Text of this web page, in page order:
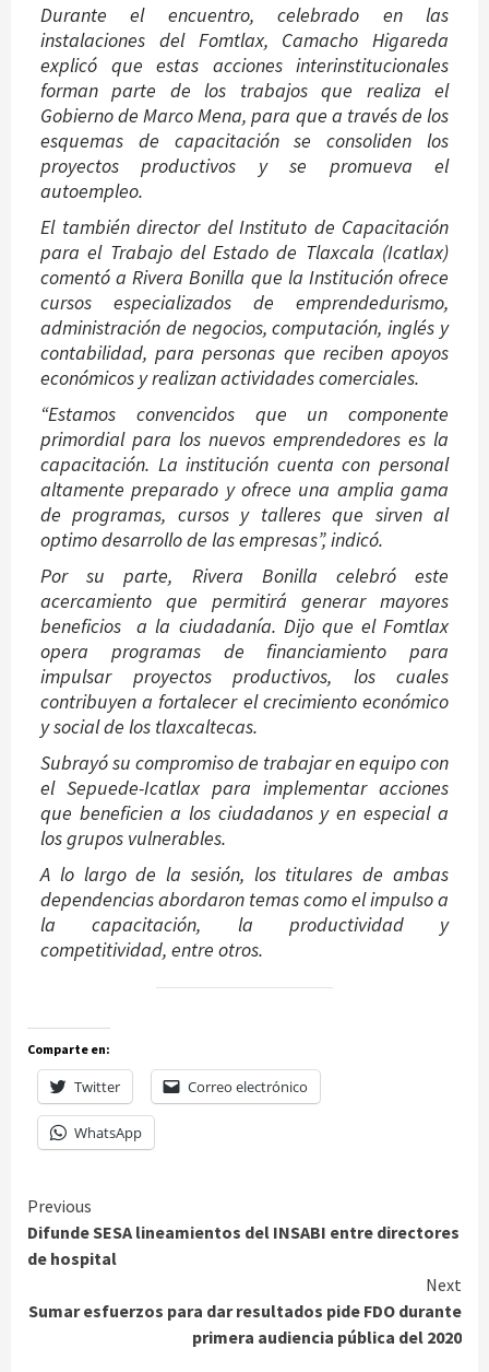
Durante el encuentro, celebrado en las
instalaciones del Fomtlax, Camacho Higareda
explicó que estas acciones interinstitucionales
forman parte de los trabajos que realiza el
Gobierno de Marco Mena, para que a través de los
esquemas de capacitación se consoliden los
proyectos productivos y se promueva el
autoempleo.
El también director del Instituto de Capacitación
para el Trabajo del Estado de Tlaxcala (Icatlax)
comentó a Rivera Bonilla que la Institución ofrece
cursos especializados de emprendedurismo,
administración de negocios, computación, inglés y
contabilidad, para personas que reciben apoyos
económicos y realizan actividades comerciales.
“Estamos convencidos que un componente
primordial para los nuevos emprendedores es la
capacitación. La institución cuenta con personal
altamente preparado y ofrece una amplia gama
de programas, cursos y talleres que sirven al
optimo desarrollo de las empresas”, indicó.
Por su parte, Rivera Bonilla celebró este
acercamiento que permitirá generar mayores
beneficios a la ciudadanía. Dijo que el Fomtlax
opera programas de financiamiento para
impulsar proyectos productivos, los cuales
contribuyen a fortalecer el crecimiento económico
y social de los tlaxcaltecas.
Subrayó su compromiso de trabajar en equipo con
el Sepuede-Icatlax para implementar acciones
que beneficien a los ciudadanos y en especial a
los grupos vulnerables.
A lo largo de la sesión, los titulares de ambas
dependencias abordaron temas como el impulso a
la capacitación, la productividad y
competitividad, entre otros.
Comparte en:
Twitter Correo electrónico
WhatsApp
Continue
Reading
Previous
Difunde SESA lineamientos del INSABI entre directores
de hospital
Next
Sumar esfuerzos para dar resultados pide FDO durante
primera audiencia pública del 2020